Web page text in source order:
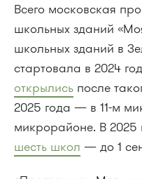
Всего московская
школьных зданий
школьных зданий в
стартовала в 2024
открылись после
2025 года — в 11-м
микрорайоне. В
шесть школ — до 1